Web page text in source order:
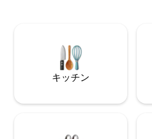
キッチン